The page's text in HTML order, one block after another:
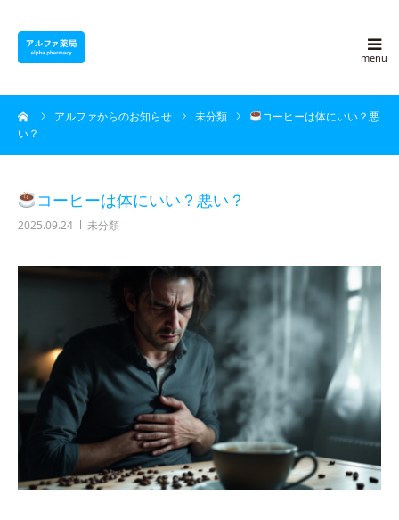
アルファからのお知らせ 未分類
コーヒーは体にいい？悪
い？
コーヒーは体にいい？悪い？
2025.09.24 未分類
採用情報
アルファ豆知識
会社概要
お問い合わせ